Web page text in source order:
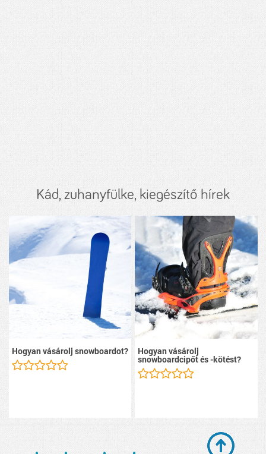
Kád, zuhanyfülke, kiegészítő hírek
Hogyan vásárolj snowboardot? Hogyan vásárolj
snowboardcipőt és -kötést?